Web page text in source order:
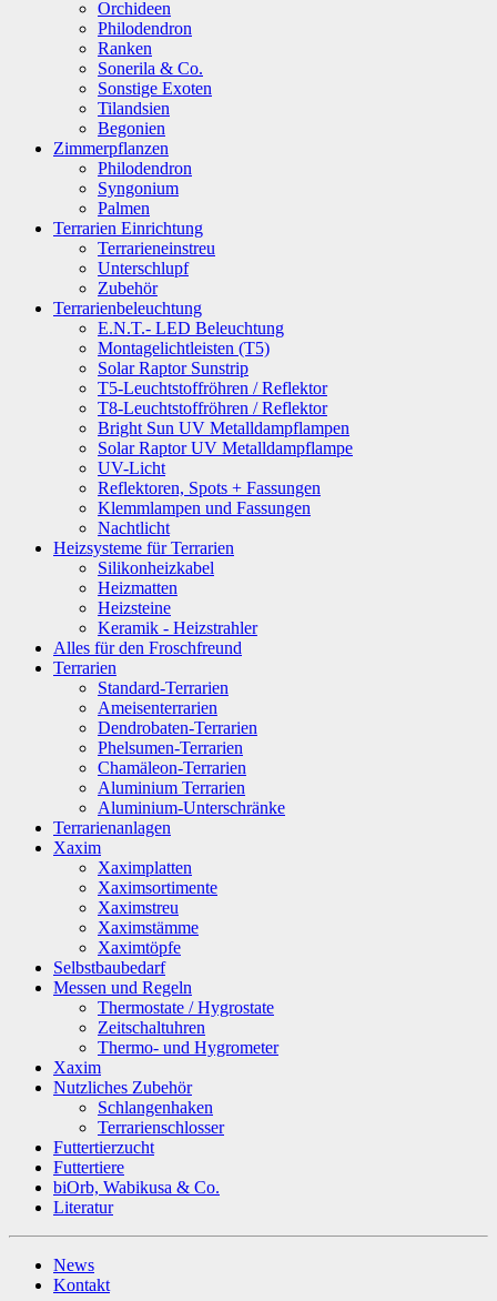
Orchideen
Philodendron
Ranken
Sonerila & Co.
Sonstige Exoten
Tilandsien
Begonien
Zimmerpflanzen
Philodendron
Syngonium
Palmen
Terrarien Einrichtung
Terrarieneinstreu
Unterschlupf
Zubehör
Terrarienbeleuchtung
E.N.T.- LED Beleuchtung
Montagelichtleisten (T5)
Solar Raptor Sunstrip
T5-Leuchtstoffröhren / Reflektor
T8-Leuchtstoffröhren / Reflektor
Bright Sun UV Metalldampflampen
Solar Raptor UV Metalldampflampe
UV-Licht
Reflektoren, Spots + Fassungen
Klemmlampen und Fassungen
Nachtlicht
Heizsysteme für Terrarien
Silikonheizkabel
Heizmatten
Heizsteine
Keramik - Heizstrahler
Alles für den Froschfreund
Terrarien
Standard-Terrarien
Ameisenterrarien
Dendrobaten-Terrarien
Phelsumen-Terrarien
Chamäleon-Terrarien
Aluminium Terrarien
Aluminium-Unterschränke
Terrarienanlagen
Xaxim
Xaximplatten
Xaximsortimente
Xaximstreu
Xaximstämme
Xaximtöpfe
Selbstbaubedarf
Messen und Regeln
Thermostate / Hygrostate
Zeitschaltuhren
Thermo- und Hygrometer
Xaxim
Nutzliches Zubehör
Schlangenhaken
Terrarienschlosser
Futtertierzucht
Futtertiere
biOrb, Wabikusa & Co.
Literatur
News
Kontakt